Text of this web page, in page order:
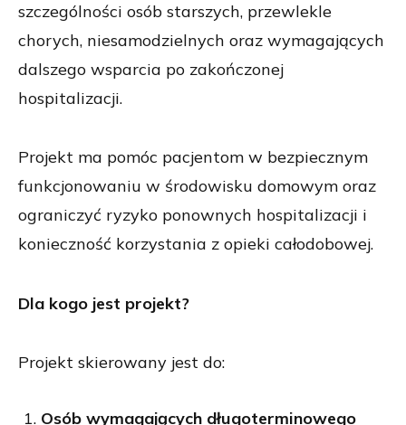
szczególności osób starszych, przewlekle
chorych, niesamodzielnych oraz wymagających
dalszego wsparcia po zakończonej
hospitalizacji.
Projekt ma pomóc pacjentom w bezpiecznym
funkcjonowaniu w środowisku domowym oraz
ograniczyć ryzyko ponownych hospitalizacji i
konieczność korzystania z opieki całodobowej.
Dla kogo jest projekt?
Projekt skierowany jest do:
Osób wymagających długoterminowego